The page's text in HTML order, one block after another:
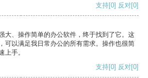
支持[0] 反对[0]
大、操作简单的办公软件，终于找到了它。这
可以满足我日常办公的所有需求。操作也很简
上手。
支持[0] 反对[0]